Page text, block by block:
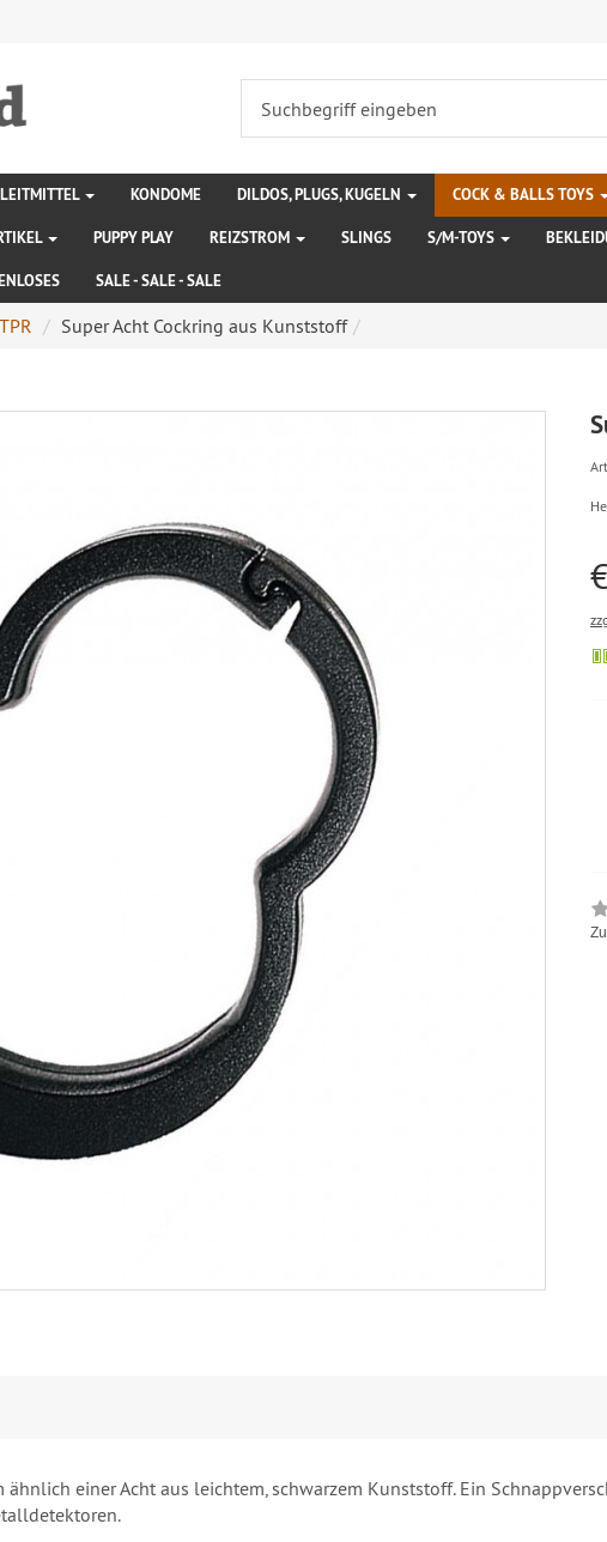
KONDOME DILDOS, PLUGS, KUGELN COCK & BALLS TOYS
PUPPY PLAY REIZSTROM SLINGS S/M-TOYS
SALE - SALE - SALE
Super Acht Cockring aus Kunststoff
einer Acht aus leichtem, schwarzem Kunststoff. Ein